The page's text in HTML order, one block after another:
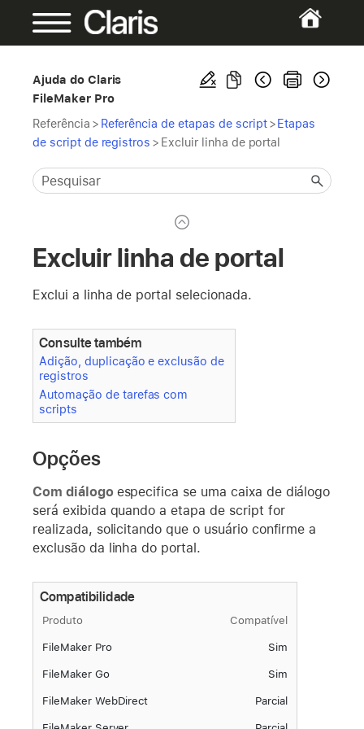
Ajuda do Claris
FileMaker Pro
Referência > Referência de etapas de script >Etapas
de script de registros > Excluir linha de portal
Excluir linha de portal
Exclui a linha de portal selecionada.
Consulte também
Adição, duplicação e exclusão de
registros
Automação de tarefas com
scripts
Opções
Com diálogo especifica se uma caixa de diálogo
será exibida quando a etapa de script for
realizada, solicitando que o usuário confirme a
exclusão da linha do portal.
Compatibilidade
Produto Compatível
FileMaker Pro Sim
FileMaker Go Sim
FileMaker WebDirect Parcial